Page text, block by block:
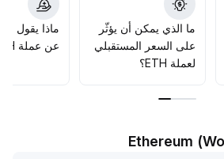
النظام البيئي على السلسلة والسياسة
ما الذي يمكن أن يؤثّر
على السعر المستقبلي
لعملة ETH؟
ماذا يقول
عن عملة ETH؟